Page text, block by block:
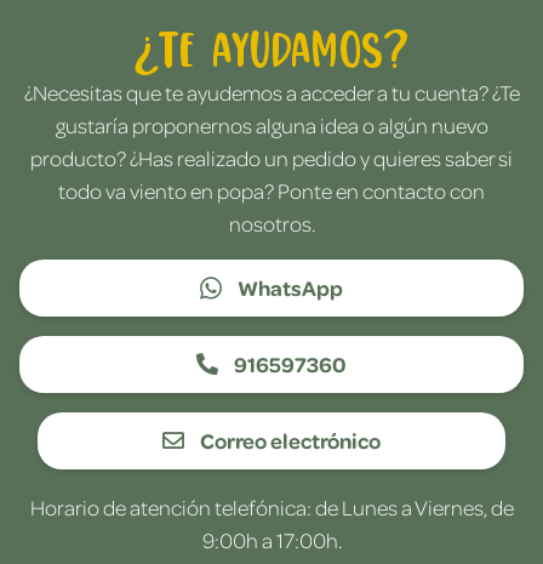
¿Te ayudamos?
¿Necesitas que te ayudemos a acceder a tu cuenta? ¿Te
gustaría proponernos alguna idea o algún nuevo
producto? ¿Has realizado un pedido y quieres saber si
todo va viento en popa? Ponte en contacto con
nosotros.
WhatsApp
916597360
Correo electrónico
Horario de atención telefónica: de Lunes a Viernes, de
9:00h a 17:00h.